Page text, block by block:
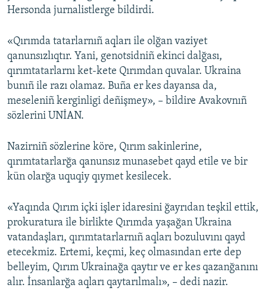
RFE/RS bütün saytları
Hersonda jurnalistlerge bildirdi.
«Qırımda tatarlarnıñ aqları ile olğan vaziyet
qanunsızlıqtır. Yani, genotsidniñ ekinci dalğası,
qırımtatarlarnı ket-kete Qırımdan quvalar. Ukraina
bunıñ ile razı olamaz. Buña er kes dayansa da,
meseleniñ kerginligi deñişmey», – bildire Avakovnıñ
sözlerini UNİAN.
Nazirniñ sözlerine köre, Qırım sakinlerine,
qırımtatarlarğa qanunsız munasebet qayd etile ve bir
kün olarğa uquqiy qıymet kesilecek.
«Yaqında Qırım içki işler idaresini ğayrıdan teşkil ettik,
prokuratura ile birlikte Qırımda yaşağan Ukraina
vatandaşları, qırımtatarlarnıñ aqları bozuluvını qayd
etecekmiz. Ertemi, keçmi, keç olmasından erte dep
belleyim, Qırım Ukrainağa qaytır ve er kes qazanğanını
alır. İnsanlarğa aqları qaytarılmalı», – dedi nazir.